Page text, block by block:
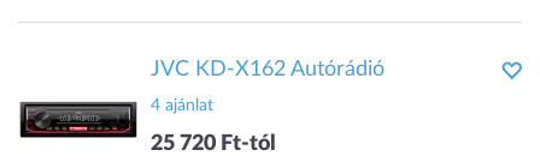
JVC KD-X162 Autórádió
4 ajánlat
25 720 Ft-tól